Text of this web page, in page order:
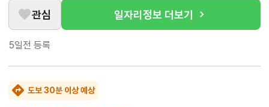
관심 일자리정보 더보기
5일전 등록
도보 30분 이상 예상